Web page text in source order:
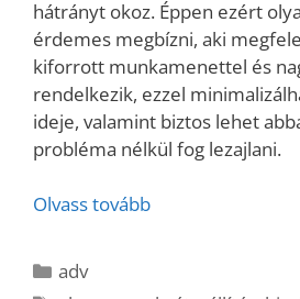
hátrányt okoz. Éppen ezért
érdemes megbízni, aki
kiforrott munkamenettel és
rendelkezik, ezzel
ideje, valamint biztos lehet
probléma nélkül fog lezajlani.
Olvass tovább
Kategória
adv